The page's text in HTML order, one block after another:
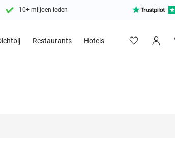
10+ miljoen leden
Restaurants Hotels